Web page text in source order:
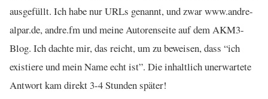
ausgefüllt. Ich habe nur URLs genannt, und zwar www.andre-
alpar.de, andre.fm und meine Autorenseite auf dem AKM3-
Blog. Ich dachte mir, das reicht, um zu beweisen, dass “ich
existiere und mein Name echt ist”. Die inhaltlich unerwartete
Antwort kam direkt 3-4 Stunden später!